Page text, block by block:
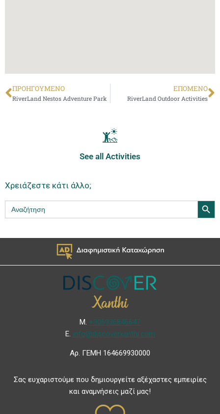
ΠΡΟΗΓΟΎΜΕΝΟ
RiverLand Nestos Adventure Park
ΕΠΌΜΕΝΟ
RiverLand Outdoor Activities
See all Activities
Χρειάζεστε κάτι άλλο;
Search
for:
Search
Μ. +306936846647
Ε. info@discoverxanthi.com
Αρ. ΓΕΜΗ 164669930000
Σας ευχαριστούμε που δημιουργείτε αξέχαστες εμπειρίες
και αναμνήσεις μαζί μας!